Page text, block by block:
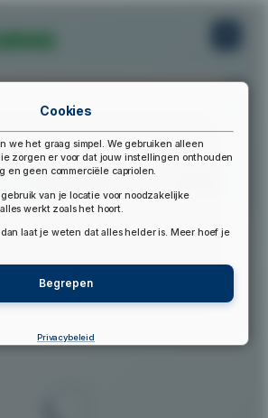
▲
Cookies
we het graag simpel. We gebruiken alleen
zorgen er voor dat jouw instellingen onthouden
en geen commerciële capriolen.
van je locatie voor noodzakelijke
werkt zoals het hoort.
laat je weten dat alles helder is. Meer hoef je
Begrepen
Privacybeleid